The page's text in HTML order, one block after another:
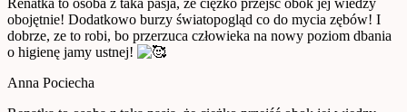
obojętnie! Dodatkowo burzy światopogląd co do mycia zębów! I
dobrze, ze to robi, bo przerzuca człowieka na nowy poziom dbania
o higienę jamy ustnej!
Anna Pociecha